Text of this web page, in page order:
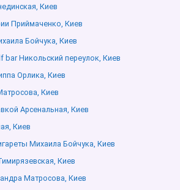
Киев
Приймаченко, Киев
Бойчука, Киев
Никольский переулок, Киев
Орлика, Киев
Киев
Арсенальная, Киев
Киев
Михаила Бойчука, Киев
Киев
Матросова, Киев